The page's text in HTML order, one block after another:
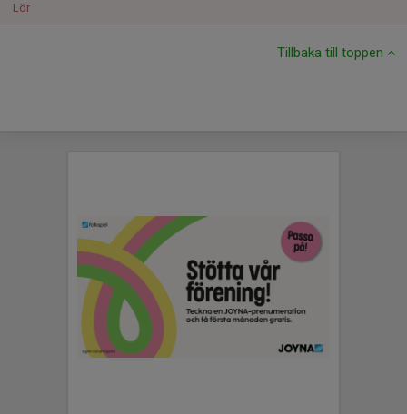
Lör
Tillbaka till toppen